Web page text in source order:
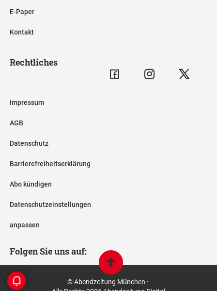
E-Paper
Kontakt
Rechtliches
Impressum
AGB
Datenschutz
Barrierefreiheitserklärung
Abo kündigen
Datenschutzeinstellungen
anpassen
Folgen Sie uns auf:
© Abendzeitung München ·